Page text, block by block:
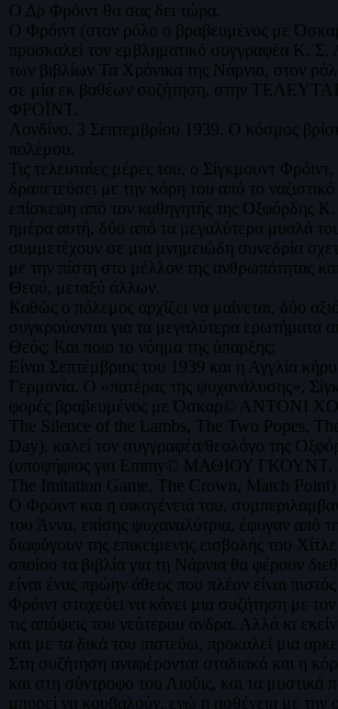
Ο Δρ Φρόιντ θα σας δει τώρα.
Ο Φρόιντ (στον ρόλο ο βραβευμένος με
προσκαλεί τον εμβληματικό συγγραφέα Κ. Σ.
των βιβλίων Τα Χρόνικα της Νάρνια, στον
σε μία εκ βαθέων συζήτηση, στην
ΦΡΟΪΝΤ.
Λονδίνο, 3 Σεπτεμβρίου 1939. Ο κόσμος
πολέμου.
Τις τελευταίες μέρες του, ο Σίγκμουντ
δραπετεύσει με την κόρη του από το
επίσκεψη από τον καθηγητής της Οξφόρδης Κ.
ημέρα αυτή, δύο από τα μεγαλύτερα μυαλά
συμμετέχουν σε μια μνημειώδη συνεδρία
με την πίστη στο μέλλον της ανθρωπότητας
Θεού, μεταξύ άλλων.
Καθώς ο πόλεμος αρχίζει να μαίνεται, δύο
συγκρούονται για τα μεγαλύτερα ερωτήματα
Θεός; Και ποιο το νόημα της ύπαρξης;
Είναι Σεπτέμβριος του 1939 και η Αγγλία
Γερμανία. Ο «πατέρας της ψυχανάλυσης»,
φορές βραβευμένος με Όσκαρ© ΑΝΤΟΝΙ
The Silence of the Lambs, The Two Popes,
Day), καλεί τον συγγραφέα/θεολόγο της
(υποψήφιος για Emmy© ΜΑΘΙΟΥ ΓΚΟΥΝΤ,
The Imitation Game, The Crown, Match Point)
Ο Φρόιντ και η οικογένειά του,
του Άννα, επίσης ψυχαναλύτρια, έφυγαν από
διαφύγουν της επικείμενης εισβολής του
οποίου τα βιβλία για τη Νάρνια θα φέρουν
είναι ένας πρώην άθεος που πλέον είναι
Φρόιντ στοχεύει να κάνει μια συζήτηση με τον
τις απόψεις του νεότερου άνδρα. Αλλά κι
και με τα δικά του πιστεύω, προκαλεί μια
Στη συζήτηση αναφέρονται σταδιακά και η
και στη σύντροφο του Λιούις, και τα μυστικά
μπορεί να κουβαλούν, ενώ η ασθένεια με την